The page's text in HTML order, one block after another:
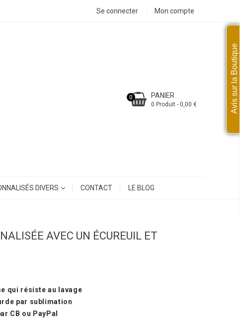
Se connecter Mon compte
PANIER
0 Produit - 0,00 €
0
DIVERS CONTACT LE BLOG
AVEC UN ÉCUREUIL ET
qui résiste au lavage
par sublimation
CB ou PayPal
Avis sur la Boutique